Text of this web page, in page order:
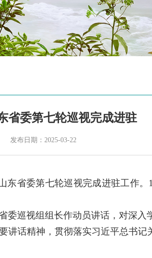
省委第七轮巡视完成进驻
发布日期：2025-03-22
东省委第七轮巡视完成进驻工作
委巡视组组长作动员讲话，对深入
讲话精神，贯彻落实习近平总书记